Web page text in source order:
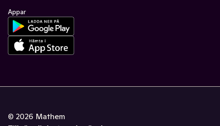
Appar
© 2026 Mathem